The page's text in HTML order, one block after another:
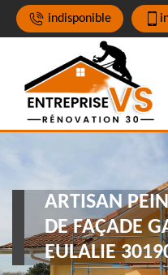
indisponible
ARTISAN
DE FAÇADE
EULALIE